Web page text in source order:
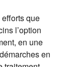
que
l’option
en une
en